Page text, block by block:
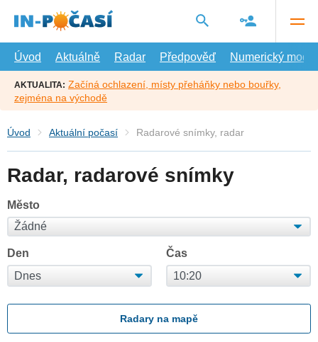
hlavní
Úvod
Aktuálně Radar Předpověď Numerický model
AKTUALITA: Začíná ochlazení, místy přeháňky nebo bouřky,
zejména na východě
Úvod Aktuální počasí Radarové snímky, radar
Radar, radarové snímky
Město
Den Čas
Radary na mapě